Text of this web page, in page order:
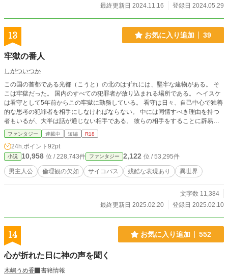
最終更新日 2024.11.16
登録日 2024.05.29
13 お気に入り追加 39
牢獄の番人
しがついつか
この国の首都である光都（こうと）の北のはずれには、堅牢な建物がある。 そ
こは牢獄だった。 国内のすべての犯罪者が放り込まれる場所である。 ヘイスケ
は看守として5年前からこの牢獄に勤務している。 看守は日々、自己中心で独善
的な思考の犯罪者を相手にしなければならない。 中には同情すべき理由を持つ
者もいるが、大半は話が通じない相手である。 彼らの相手をすることに辟易
し、職を辞す者も決して少なくない。 看守の職に就いたことで心を壊した者も
過去にはいる。 心優しい人間には務まらない看守の仕事を、ヘイスケは淡々と
こなしていた。
ファンタジー 連載中 短編 R18
24h.ポイント 92pt
小説 10,958 位 / 228,743件 ファンタジー 2,122 位 / 53,295件
男主人公 倫理観の欠如 サイコパス 残酷な表現あり 異世界
文字数 11,384
最終更新日 2025.02.20
登録日 2025.02.10
14 お気に入り追加 552
心が折れた日に神の声を聞く
木嶋うめ香
書籍情報